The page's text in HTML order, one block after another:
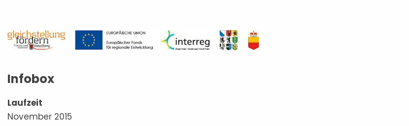
Infobox
Laufzeit
November 2015